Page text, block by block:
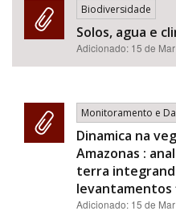
Biodiversidade
Solos, agua e
Adicionado: 15 de
Monitoramento e
Dinamica na
Amazonas :
terra
Adicionado: 15 de